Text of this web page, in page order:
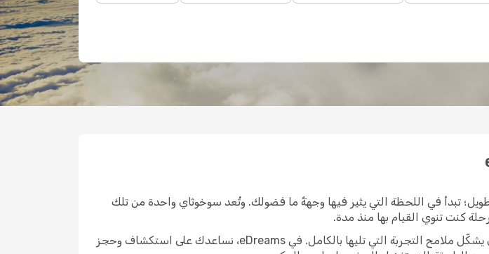
تبدأ في اللحظة التي يثير فيها وجهةٌ ما فضولك. وتُعد سوخوثاي واحدة من تلك
كنت تنوي القيام بها منذ مدة.
الوصول إلى هناك هو الخطوة الأولى الحقيقية. واختيار الرحلة المناسبة يمكن أن يشكّل ملامح التجربة التي تليها بالكامل. في eDreams، نساعدك على استكشاف وحجز